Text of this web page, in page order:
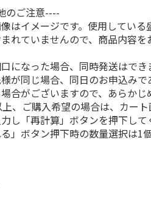
のご注意----
はイメージです。使用している
れていませんので、商品内容
になった場合、同時発送はでき
が同じ場合、同日のお申込み
合がございますので、あらかじ
、ご購入希望の場合は、カー
し「再計算」ボタンを押下し
」ボタン押下時の数量選択は1